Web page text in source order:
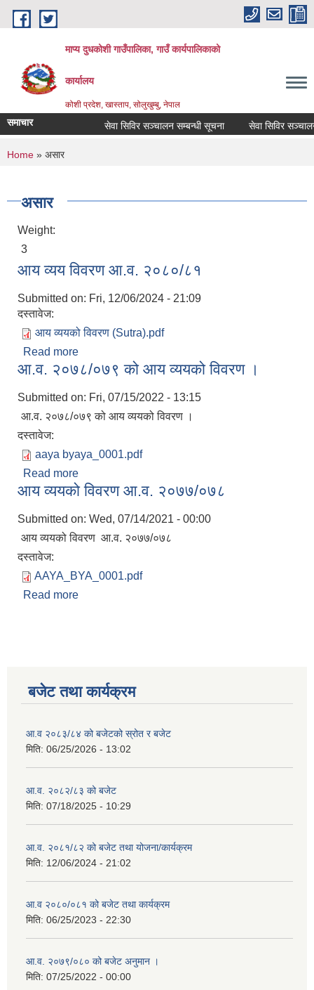
Skip to main content
माप्य दुधकोशी गाउँपालिका, गाउँ कार्यपालिकाको
कार्यालय
कोशी प्रदेश, खास्ताप, सोलुखुम्बु, नेपाल
समाचार सेवा सिविर सञ्चालन सम्बन्धी सूचना सेवा सिविर सञ्चालन
You are here
Home » असार
असार
Weight:
3
आय व्यय विवरण आ.व. २०८०/८१
Submitted on: Fri, 12/06/2024 - 21:09
दस्तावेज:
आय व्ययको विवरण (Sutra).pdf
Read more
आ.व. २०७८/०७९ को आय व्ययको विवरण ।
Submitted on: Fri, 07/15/2022 - 13:15
आ.व. २०७८/०७९ को आय व्ययको विवरण ।
दस्तावेज:
aaya byaya_0001.pdf
Read more
आय व्ययको विवरण आ.व. २०७७/०७८
Submitted on: Wed, 07/14/2021 - 00:00
आय व्ययको विवरण आ.व. २०७७/०७८
दस्तावेज:
AAYA_BYA_0001.pdf
Read more
बजेट तथा कार्यक्रम
आ.व २०८३/८४ को बजेटको स्रोत र बजेट
मिति: 06/25/2026 - 13:02
आ.व. २०८२/८३ को बजेट
मिति: 07/18/2025 - 10:29
आ.व. २०८१/८२ को बजेट तथा योजना/कार्यक्रम
मिति: 12/06/2024 - 21:02
आ.व २०८०/०८१ को बजेट तथा कार्यक्रम
मिति: 06/25/2023 - 22:30
आ.व. २०७९/०८० को बजेट अनुमान ।
मिति: 07/25/2022 - 00:00